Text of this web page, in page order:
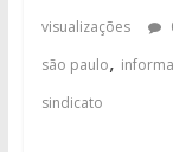
visualizações
são paulo,
sindicato